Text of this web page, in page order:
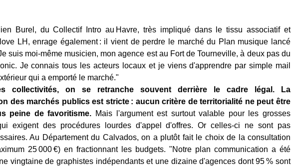
Burel, du Collectif Intro au Havre, très impliqué dans le tissu associatif et
LH, enrage également : il vient de perdre le marché du Plan musique lancé
suis moi-même musicien, mon agence est au Fort de Tourneville, à deux pas du
Je connais tous les acteurs locaux et je viens d'apprendre par simple mail
qui a emporté le marché."
collectivités, on se retranche souvent derrière le cadre légal. La
des marchés publics est stricte : aucun critère de territorialité ne peut être
peine de favoritisme. Mais l'argument est surtout valable pour les grosses
exigent des procédures lourdes d'appel d'offres. Or celles-ci ne sont pas
Au Département du Calvados, on a plutôt fait le choix de la consultation
25 000 €) en fractionnant les budgets. "Notre plan communication a été
vingtaine de graphistes indépendants et une dizaine d'agences dont 95 % sont